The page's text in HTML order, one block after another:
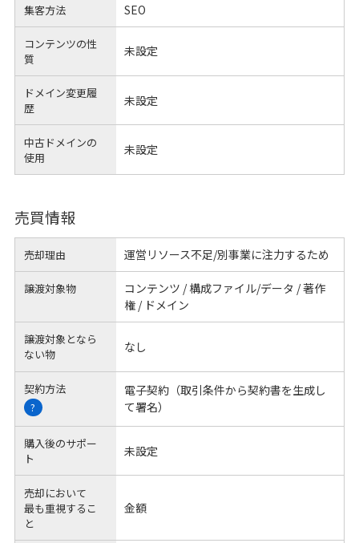
集客方法 SEO
コンテンツの性
質
未設定
ドメイン変更履
歴
未設定
中古ドメインの
使用
未設定
売買情報
売却理由 運営リソース不足/別事業に注力するため
譲渡対象物
コンテンツ / 構成ファイル/データ / 著作
権 / ドメイン
譲渡対象となら
ない物
なし
契約方法
?
電子契約（取引条件から契約書を生成し
て署名）
購入後のサポー
ト
未設定
売却において
最も重視するこ
と
金額